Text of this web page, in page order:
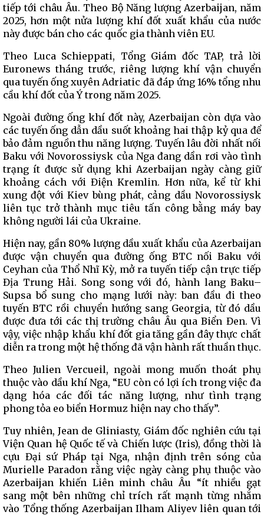
tiếp tới châu Âu. Theo Bộ Năng lượng Azerbaijan, năm
2025, hơn một nửa lượng khí đốt xuất khẩu của nước
này được bán cho các quốc gia thành viên EU.
Theo Luca Schieppati, Tổng Giám đốc TAP, trả lời
Euronews tháng trước, riêng lượng khí vận chuyển
qua tuyến ống xuyên Adriatic đã đáp ứng 16% tổng nhu
cầu khí đốt của Ý trong năm 2025.
Ngoài đường ống khí đốt này, Azerbaijan còn dựa vào
các tuyến ống dẫn dầu suốt khoảng hai thập kỷ qua để
bảo đảm nguồn thu năng lượng. Tuyến lâu đời nhất nối
Baku với Novorossiysk của Nga đang dần rơi vào tình
trạng ít được sử dụng khi Azerbaijan ngày càng giữ
khoảng cách với Điện Kremlin. Hơn nữa, kể từ khi
xung đột với Kiev bùng phát, cảng dầu Novorossiysk
liên tục trở thành mục tiêu tấn công bằng máy bay
không người lái của Ukraine.
Hiện nay, gần 80% lượng dầu xuất khẩu của Azerbaijan
được vận chuyển qua đường ống BTC nối Baku với
Ceyhan của Thổ Nhĩ Kỳ, mở ra tuyến tiếp cận trực tiếp
Địa Trung Hải. Song song với đó, hành lang Baku–
Supsa bổ sung cho mạng lưới này: ban đầu đi theo
tuyến BTC rồi chuyển hướng sang Georgia, từ đó dầu
được đưa tới các thị trường châu Âu qua Biển Đen. Vì
vậy, việc nhập khẩu khí đốt gia tăng gần đây thực chất
diễn ra trong một hệ thống đã vận hành rất thuần thục.
Theo Julien Vercueil, ngoài mong muốn thoát phụ
thuộc vào dầu khí Nga, “EU còn có lợi ích trong việc đa
dạng hóa các đối tác năng lượng, như tình trạng
phong tỏa eo biển Hormuz hiện nay cho thấy”.
Tuy nhiên, Jean de Gliniasty, Giám đốc nghiên cứu tại
Viện Quan hệ Quốc tế và Chiến lược (Iris), đồng thời là
cựu Đại sứ Pháp tại Nga, nhận định trên sóng của
Murielle Paradon rằng việc ngày càng phụ thuộc vào
Azerbaijan khiến Liên minh châu Âu “ít nhiều gạt
sang một bên những chỉ trích rất mạnh từng nhắm
vào Tổng thống Azerbaijan Ilham Aliyev liên quan tới